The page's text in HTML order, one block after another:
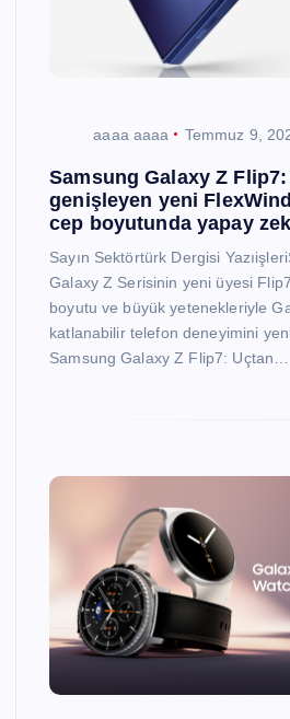
aaaa aaaa Temmuz 9,
Samsung Galaxy Z
genişleyen yeni
cep boyutunda yapay
Sayın Sektörtürk Dergisi
Galaxy Z Serisinin yeni üyesi
boyutu ve büyük yetenekleriyle
katlanabilir telefon deneyimini
Samsung Galaxy Z Flip7: Uçtan…